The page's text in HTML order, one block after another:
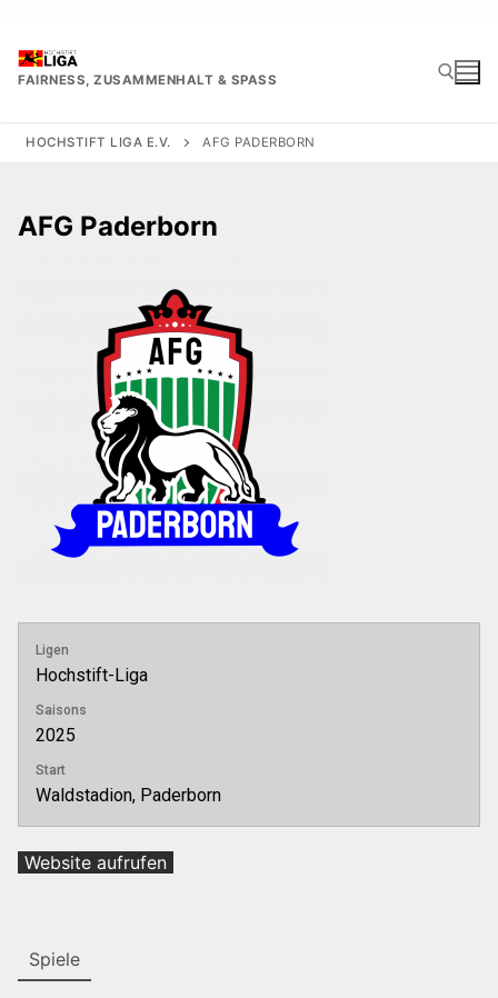
springen
FAIRNESS, ZUSAMMENHALT & SPASS
HOCHSTIFT LIGA E.V. AFG PADERBORN
AFG Paderborn
Ligen
Hochstift-Liga
Saisons
2025
Start
Waldstadion, Paderborn
Spiele